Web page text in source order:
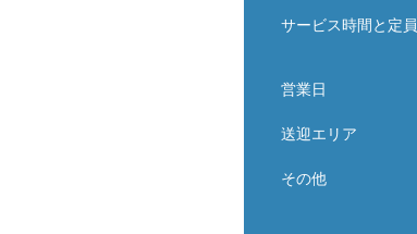
サービス時間と定員
営業日
送迎エリア
その他